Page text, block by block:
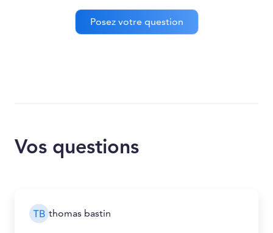
Vos questions
thomas bastin